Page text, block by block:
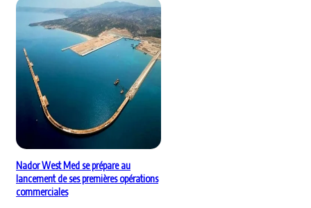
Nador West Med se prépare au
lancement de ses premières opérations
commerciales